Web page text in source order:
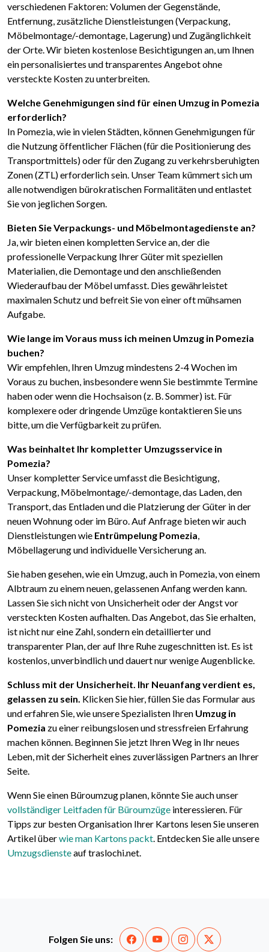
verschiedenen Faktoren: Volumen der Gegenstände,
Entfernung, zusätzliche Dienstleistungen (Verpackung,
Möbelmontage/-demontage, Lagerung) und Zugänglichkeit
der Orte. Wir bieten kostenlose Besichtigungen an, um Ihnen
ein personalisiertes und transparentes Angebot ohne
versteckte Kosten zu unterbreiten.
Welche Genehmigungen sind für einen Umzug in Pomezia
erforderlich?
In Pomezia, wie in vielen Städten, können Genehmigungen für
die Nutzung öffentlicher Flächen (für die Positionierung des
Transportmittels) oder für den Zugang zu verkehrsberuhigten
Zonen (ZTL) erforderlich sein. Unser Team kümmert sich um
alle notwendigen bürokratischen Formalitäten und entlastet
Sie von jeglichen Sorgen.
Bieten Sie Verpackungs- und Möbelmontagedienste an?
Ja, wir bieten einen kompletten Service an, der die
professionelle Verpackung Ihrer Güter mit speziellen
Materialien, die Demontage und den anschließenden
Wiederaufbau der Möbel umfasst. Dies gewährleistet
maximalen Schutz und befreit Sie von einer oft mühsamen
Aufgabe.
Wie lange im Voraus muss ich meinen Umzug in Pomezia
buchen?
Wir empfehlen, Ihren Umzug mindestens 2-4 Wochen im
Voraus zu buchen, insbesondere wenn Sie bestimmte Termine
haben oder wenn die Hochsaison (z. B. Sommer) ist. Für
komplexere oder dringende Umzüge kontaktieren Sie uns
bitte, um die Verfügbarkeit zu prüfen.
Was beinhaltet Ihr kompletter Umzugsservice in
Pomezia?
Unser kompletter Service umfasst die Besichtigung,
Verpackung, Möbelmontage/-demontage, das Laden, den
Transport, das Entladen und die Platzierung der Güter in der
neuen Wohnung oder im Büro. Auf Anfrage bieten wir auch
Dienstleistungen wie Entrümpelung Pomezia,
Möbellagerung und individuelle Versicherung an.
Sie haben gesehen, wie ein Umzug, auch in Pomezia, von einem
Albtraum zu einem neuen, gelassenen Anfang werden kann.
Lassen Sie sich nicht von Unsicherheit oder der Angst vor
versteckten Kosten aufhalten. Das Angebot, das Sie erhalten,
ist nicht nur eine Zahl, sondern ein detaillierter und
transparenter Plan, der auf Ihre Ruhe zugeschnitten ist. Es ist
kostenlos, unverbindlich und dauert nur wenige Augenblicke.
Schluss mit der Unsicherheit. Ihr Neuanfang verdient es,
gelassen zu sein. Klicken Sie hier, füllen Sie das Formular aus
und erfahren Sie, wie unsere Spezialisten Ihren Umzug in
Pomezia zu einer reibungslosen und stressfreien Erfahrung
machen können. Beginnen Sie jetzt Ihren Weg in Ihr neues
Leben, mit der Sicherheit eines zuverlässigen Partners an Ihrer
Seite.
Wenn Sie einen Büroumzug planen, könnte Sie auch unser
vollständiger Leitfaden für Büroumzüge interessieren. Für
Tipps zur besten Organisation Ihrer Kartons lesen Sie unseren
Artikel überwie man Kartons packt. Entdecken Sie alle unsere
Umzugsdiensteauf traslochi.net.
Folgen Sie uns: